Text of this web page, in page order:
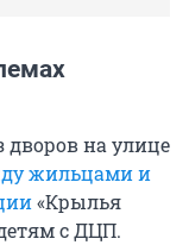
на улице
жильцами и
«Крылья
с ДЦП.